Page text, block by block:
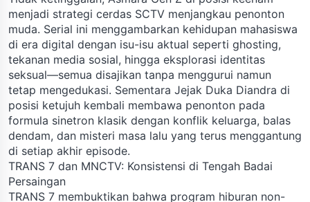
menjadi strategi cerdas SCTV menjangkau penonton
muda. Serial ini menggambarkan kehidupan mahasiswa
di era digital dengan isu-isu aktual seperti ghosting,
tekanan media sosial, hingga eksplorasi identitas
seksual—semua disajikan tanpa menggurui namun
tetap mengedukasi. Sementara Jejak Duka Diandra di
posisi ketujuh kembali membawa penonton pada
formula sinetron klasik dengan konflik keluarga, balas
dendam, dan misteri masa lalu yang terus menggantung
di setiap akhir episode.
TRANS 7 dan MNCTV: Konsistensi di Tengah Badai
Persaingan
TRANS 7 membuktikan bahwa program hiburan non-